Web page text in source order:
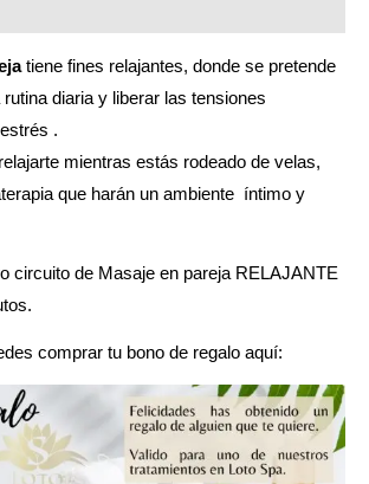
tiene fines relajantes, donde se pretende
diaria y liberar las tensiones
.
mientras estás rodeado de velas,
que harán un ambiente íntimo y
circuito de Masaje en pareja RELAJANTE
comprar tu bono de regalo aquí: